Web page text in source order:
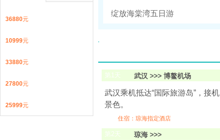
绽放海棠湾五日游
第1天 武汉 >>> 博鳌机场
武汉乘机抵达“国际旅游岛”，接
景色。
住宿：琼海指定酒店
第2天 琼海 >>>
36880元
10999元
33880元
27800元
25999元